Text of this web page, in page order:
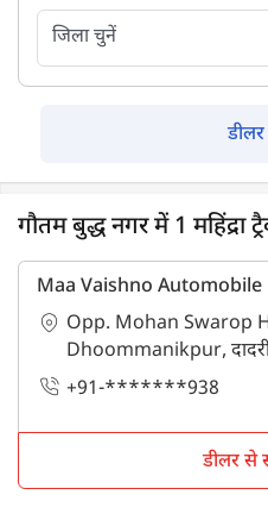
गौतम बुद्ध नगर में 1 महिंद्रा
Maa Vaishno Automobile
Opp. Mohan Swarop
Dhoommanikpur, दादरी,
203207
+91-*******938
डीलर से